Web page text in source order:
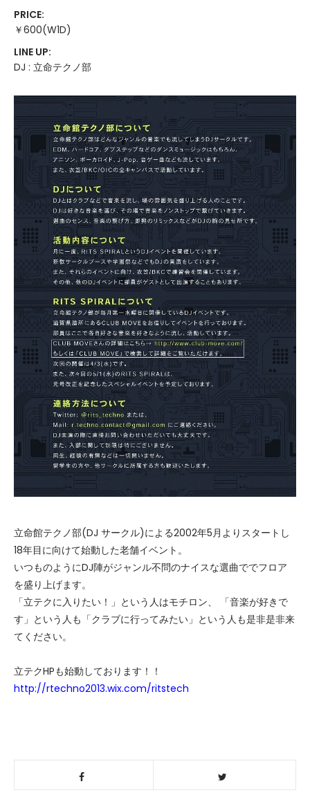
PRICE:
￥600(W1D)
LINE UP:
DJ : 立命テクノ部
立命館テクノ部(DJ サークル)による2002年5月よりスタートし
18年目に向けて始動した老舗イベント。
いつものようにDJ陣がジャンル不問のナイスな選曲ででフロア
を盛り上げます。
「立テクに入りたい！」という人はモチロン、 「音楽が好きで
す」という人も「クラブに行ってみたい」という人も是非是非来
てください。
立テクHPも始動しております！！
http://rtechno2013.wix.com/ritstech